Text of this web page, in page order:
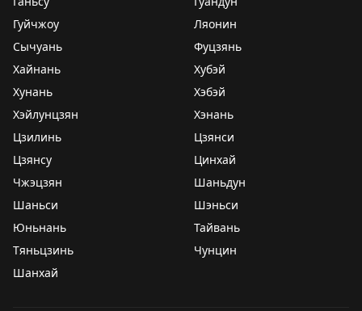
Гуйчжоу
Ляонин
Сычуань
Фуцзянь
Хайнань
Хубэй
Хунань
Хэбэй
Хэйлунцзян
Хэнань
Цзилинь
Цзянси
Цзянсу
Цинхай
Чжэцзян
Шаньдун
Шаньси
Шэньси
Юньнань
Тайвань
Тяньцзинь
Чунцин
Шанхай